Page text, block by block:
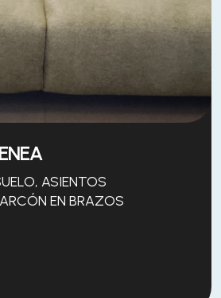
ASIENTOS
EN BRAZOS